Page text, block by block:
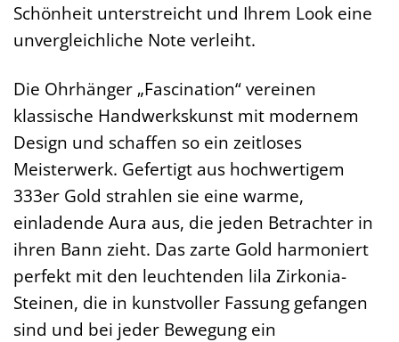
Schönheit unterstreicht und Ihrem Look eine
unvergleichliche Note verleiht.
Die Ohrhänger „Fascination“ vereinen
klassische Handwerkskunst mit modernem
Design und schaffen so ein zeitloses
Meisterwerk. Gefertigt aus hochwertigem
333er Gold strahlen sie eine warme,
einladende Aura aus, die jeden Betrachter in
ihren Bann zieht. Das zarte Gold harmoniert
perfekt mit den leuchtenden lila Zirkonia-
Steinen, die in kunstvoller Fassung gefangen
sind und bei jeder Bewegung ein